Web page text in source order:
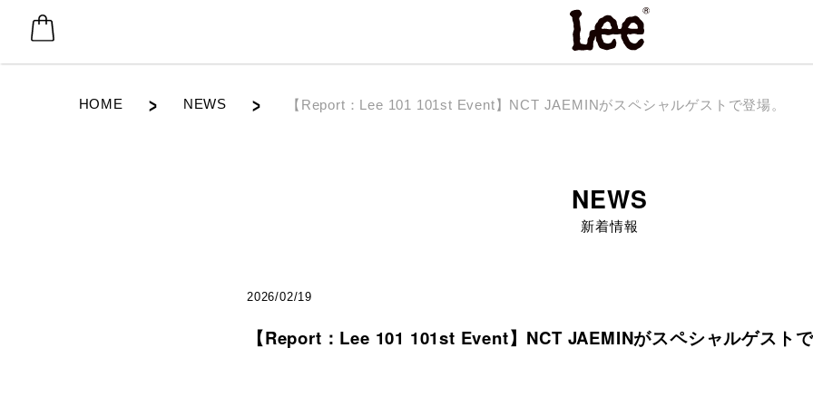
HOME NEWS 【Report：Lee 101 101st Event】NCT JAEMINがスペシャルゲストで登場。
NEWS
新着情報
2026/02/19
【Report：Lee 101 101st Event】NCT JAEMINがスペシャルゲストで